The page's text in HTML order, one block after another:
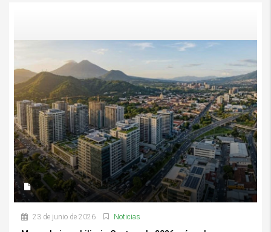
23 de junio de 2026 Noticias